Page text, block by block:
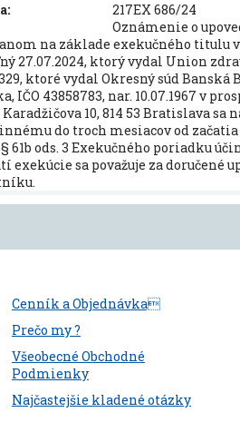
217EX 686/24
Oznámenie o
na základe exekučného titulu
27.07.2024, ktorý vydal Union
ktoré vydal Okresný súd Banská
IČO 43858783, nar. 10.07.1967 v
Karadžičova 10, 814 53
do troch mesiacov od
ods. 3 Exekučného poriadku
exekúcie sa považuje za doručené
Cenník a Objednávka
Prečo my ?
Všeobecné Obchodné
Podmienky
Najčastejšie kladené otázky